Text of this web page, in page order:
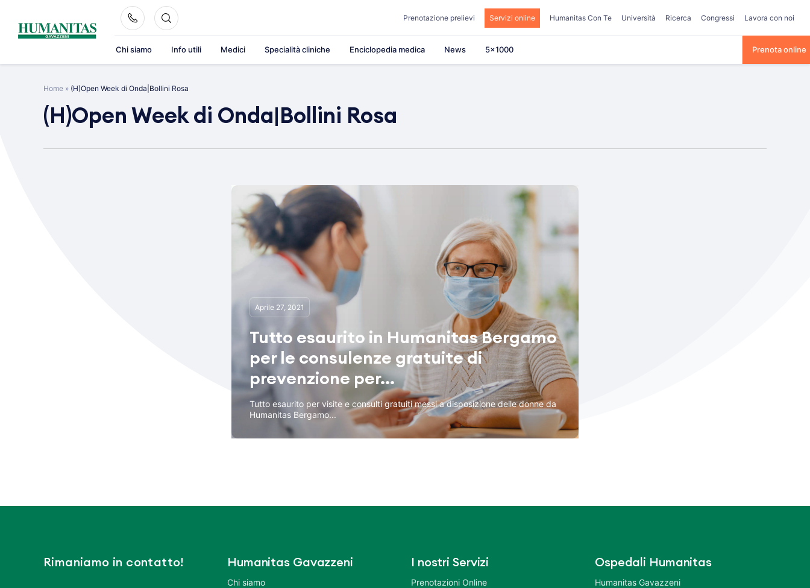
content
Prenotazione prelievi Servizi online Humanitas Con Te Università Ricerca Congressi Lavora con noi
Chi siamo Info utili Medici Specialità cliniche Enciclopedia medica News 5×1000 Prenota online
Home » (H)Open Week di Onda|Bollini Rosa
(H)Open Week di Onda|Bollini Rosa
Aprile 27, 2021
Tutto esaurito in Humanitas Bergamo
per le consulenze gratuite di
prevenzione per...
Tutto esaurito per visite e consulti gratuiti messi a disposizione delle donne da
Humanitas Bergamo...
Rimaniamo in contatto! Humanitas Gavazzeni
Chi siamo
I nostri Servizi
Prenotazioni Online
Ospedali Humanitas
Humanitas Gavazzeni